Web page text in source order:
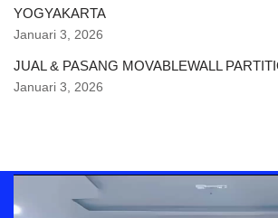
YOGYAKARTA
Januari 3, 2026
JUAL & PASANG MOVABLEWALL
Januari 3, 2026